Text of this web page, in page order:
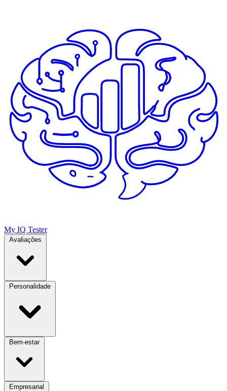
My IQ Tester
Avaliações
Personalidade
Bem-estar
Empresarial